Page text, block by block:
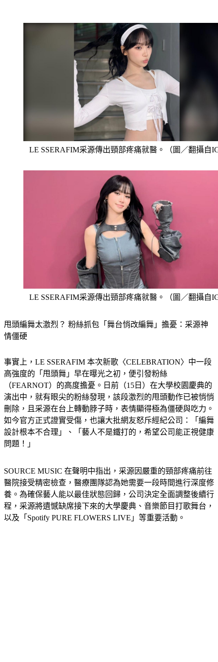
LE SSERAFIM采源傳出頸部疼痛就醫。（圖／翻攝自
LE SSERAFIM采源傳出頸部疼痛就醫。（圖／翻攝自
甩頭編舞太激烈？ 粉絲抓包「舞台悄改編舞」擔憂：采源神
情僵硬
事實上，LE SSERAFIM 本次新歌〈CELEBRATION〉中一段
高強度的「甩頭舞」早在曝光之初，便引發粉絲
（FEARNOT）的高度擔憂。日前（15日）在大學校園慶典的
演出中，就有眼尖的粉絲發現，該段激烈的甩頭動作已被悄悄
刪除，且采源在台上轉動脖子時，表情顯得極為僵硬與吃力。
如今官方正式證實受傷，也讓大批網友怒斥經紀公司：「編舞
設計根本不合理」、「藝人不是鐵打的，希望公司能正視健康
問題！」
SOURCE MUSIC 在聲明中指出，采源因嚴重的頸部疼痛前往
醫院接受精密檢查，醫療團隊認為她需要一段時間進行深度修
養。為確保藝人能以最佳狀態回歸，公司決定全面調整後續行
程，采源將遺憾缺席接下來的大學慶典、音樂節目打歌舞台，
以及「Spotify PURE FLOWERS LIVE」等重要活動。